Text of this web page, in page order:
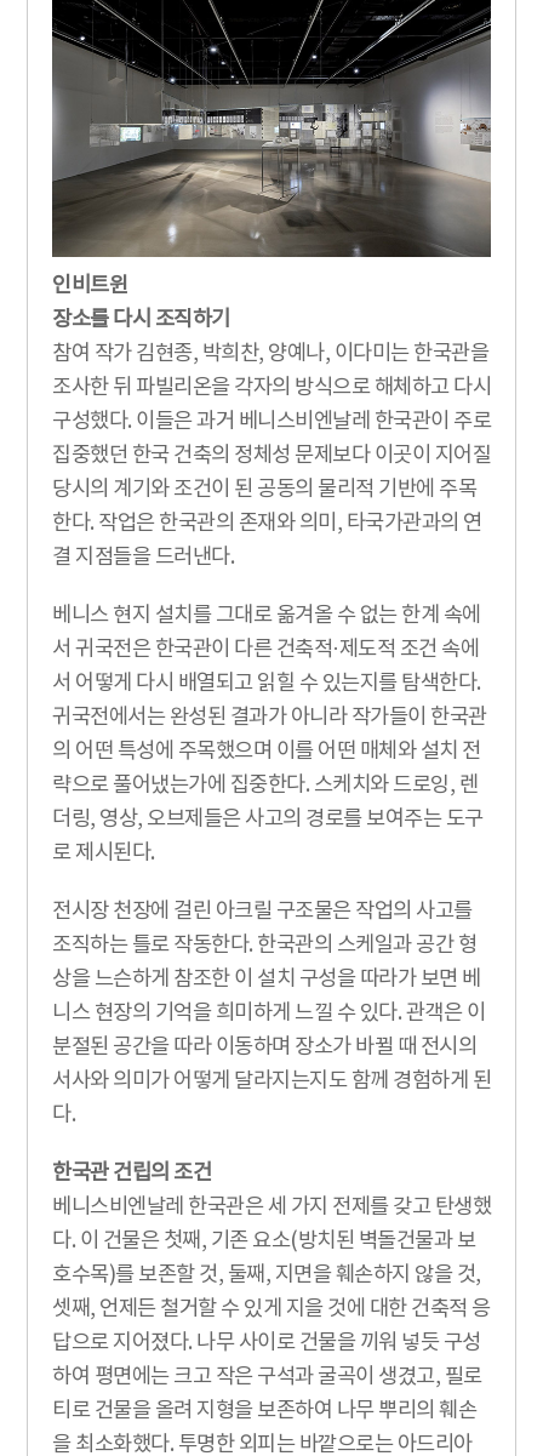
인비트윈
장소를 다시 조직하기
참여 작가 김현종, 박희찬, 양예나, 이다미는 한국관을
조사한 뒤 파빌리온을 각자의 방식으로 해체하고 다시
구성했다. 이들은 과거 베니스비엔날레 한국관이 주로
집중했던 한국 건축의 정체성 문제보다 이곳이 지어질
당시의 계기와 조건이 된 공동의 물리적 기반에 주목
한다. 작업은 한국관의 존재와 의미, 타국가관과의 연
결 지점들을 드러낸다.
베니스 현지 설치를 그대로 옮겨올 수 없는 한계 속에
서 귀국전은 한국관이 다른 건축적·제도적 조건 속에
서 어떻게 다시 배열되고 읽힐 수 있는지를 탐색한다.
귀국전에서는 완성된 결과가 아니라 작가들이 한국관
의 어떤 특성에 주목했으며 이를 어떤 매체와 설치 전
략으로 풀어냈는가에 집중한다. 스케치와 드로잉, 렌
더링, 영상, 오브제들은 사고의 경로를 보여주는 도구
로 제시된다.
전시장 천장에 걸린 아크릴 구조물은 작업의 사고를
조직하는 틀로 작동한다. 한국관의 스케일과 공간 형
상을 느슨하게 참조한 이 설치 구성을 따라가 보면 베
니스 현장의 기억을 희미하게 느낄 수 있다. 관객은 이
분절된 공간을 따라 이동하며 장소가 바뀔 때 전시의
서사와 의미가 어떻게 달라지는지도 함께 경험하게 된
다.
한국관 건립의 조건
베니스비엔날레 한국관은 세 가지 전제를 갖고 탄생했
다. 이 건물은 첫째, 기존 요소(방치된 벽돌건물과 보
호수목)를 보존할 것, 둘째, 지면을 훼손하지 않을 것,
셋째, 언제든 철거할 수 있게 지을 것에 대한 건축적 응
답으로 지어졌다. 나무 사이로 건물을 끼워 넣듯 구성
하여 평면에는 크고 작은 구석과 굴곡이 생겼고, 필로
티로 건물을 올려 지형을 보존하여 나무 뿌리의 훼손
을 최소화했다. 투명한 외피는 바깥으로는 아드리아